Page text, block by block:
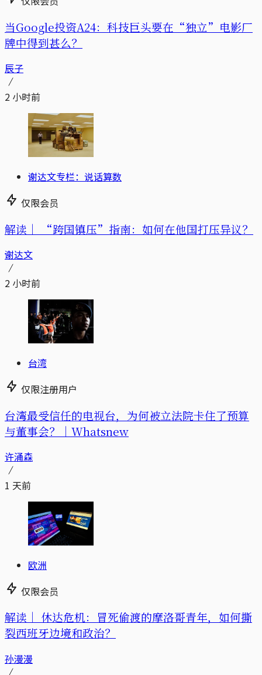
当Google投资A24：科技巨头要在“独立”电影厂
牌中得到甚么？
辰子
2 小时前
谢达文专栏：说话算数
仅限会员
解读｜ “跨国镇压”指南：如何在他国打压异议？
谢达文
2 小时前
台湾
仅限注册用户
台湾最受信任的电视台，为何被立法院卡住了预算
与董事会？｜Whatsnew
许涌森
1 天前
欧洲
仅限会员
解读｜ 休达危机：冒死偷渡的摩洛哥青年，如何撕
裂西班牙边境和政治？
孙漫漫